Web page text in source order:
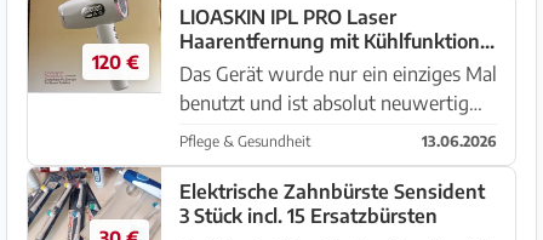
Silvercrest. Ideal zur sanften
Glättung von Füßen, Händen un...
120 €
LIOASKIN IPL PRO Laser
Haarentfernung mit Kühlfunktion,
wie neu
Das Gerät wurde nur ein einziges Mal
benutzt und ist absolut neuwertig
und hat 300 € gekostet. Ich möchte
noch 120 € dafür.
Pflege & Gesundheit 13.06.2026
Elektrische Zahnbürste Sensident
3 Stück incl. 15 Ersatzbürsten